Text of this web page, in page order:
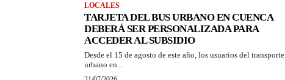
LOCALES
TARJETA DEL BUS URBANO EN CUENCA
DEBERÁ SER PERSONALIZADA PARA
ACCEDER AL SUBSIDIO
Desde el 15 de agosto de este año, los usuarios del transporte
urbano en...